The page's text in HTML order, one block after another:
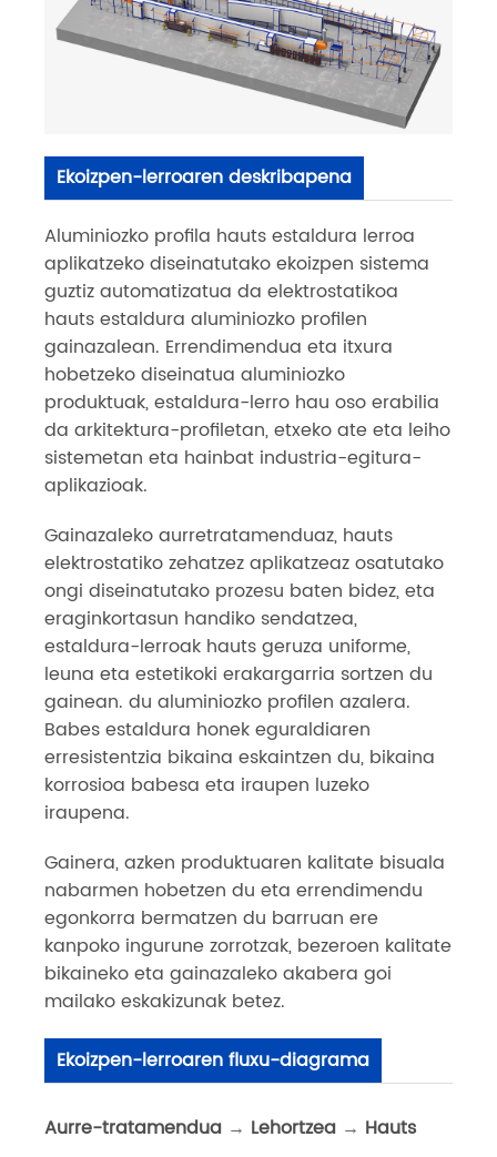
Ekoizpen-lerroaren deskribapena
Aluminiozko profila hauts estaldura lerroa
aplikatzeko diseinatutako ekoizpen sistema
guztiz automatizatua da elektrostatikoa
hauts estaldura aluminiozko profilen
gainazalean. Errendimendua eta itxura
hobetzeko diseinatua aluminiozko
produktuak, estaldura-lerro hau oso erabilia
da arkitektura-profiletan, etxeko ate eta leiho
sistemetan eta hainbat industria-egitura-
aplikazioak.
Gainazaleko aurretratamenduaz, hauts
elektrostatiko zehatzez aplikatzeaz osatutako
ongi diseinatutako prozesu baten bidez, eta
eraginkortasun handiko sendatzea,
estaldura-lerroak hauts geruza uniforme,
leuna eta estetikoki erakargarria sortzen du
gainean. du aluminiozko profilen azalera.
Babes estaldura honek eguraldiaren
erresistentzia bikaina eskaintzen du, bikaina
korrosioa babesa eta iraupen luzeko
iraupena.
Gainera, azken produktuaren kalitate bisuala
nabarmen hobetzen du eta errendimendu
egonkorra bermatzen du barruan ere
kanpoko ingurune zorrotzak, bezeroen kalitate
bikaineko eta gainazaleko akabera goi
mailako eskakizunak betez.
Ekoizpen-lerroaren fluxu-diagrama
Aurre-tratamendua → Lehortzea → Hauts